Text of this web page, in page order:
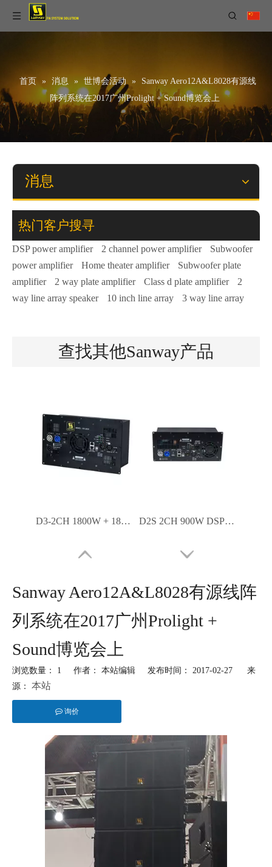
首页 » 消息 » 世博会活动 »
Sanway Aero12A&L8028有源线
阵列系统在2017广州Prolight + Sound博览会上
消息
热门客户搜寻
DSP power amplifier 2 channel power amplifier
Subwoofer
power amplifier
Home theater amplifier
Subwoofer plate
amplifier
2 way plate amplifier Class d plate amplifier
2
way line array speaker
10 inch line array 3 way line array
查找其他Sanway产品
D3-2CH 1800W + 1800W 2通道D类放大器模块，带DSP D2S 2CH 900W DSP内置放大器模块D类D.
Sanway Aero12A&L8028有源线阵
列系统在2017广州Prolight +
Sound博览会上
浏览数量： 1 作者： 本站编辑 发布时间： 2017-02-27 来
源： 本站
询价
["facebook","twitter","line","wechat","linkedin","pinterest","whatsapp"]